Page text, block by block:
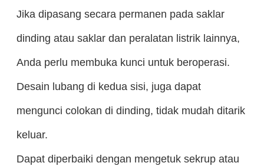
Jika dipasang secara permanen pada saklar
dinding atau saklar dan peralatan listrik lainnya,
Anda perlu membuka kunci untuk beroperasi.
Desain lubang di kedua sisi, juga dapat
mengunci colokan di dinding, tidak mudah ditarik
keluar.
Dapat diperbaiki dengan mengetuk sekrup atau